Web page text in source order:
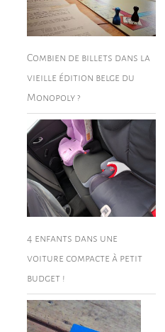
Combien de billets dans la
vieille édition belge du
Monopoly ?
4 enfants dans une
voiture compacte à petit
budget !